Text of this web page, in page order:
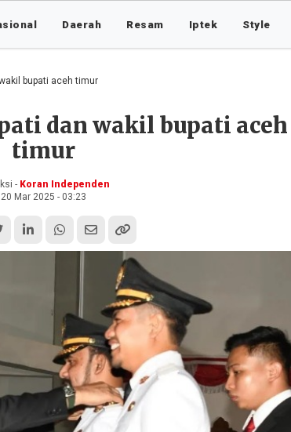
Daerah Resam Iptek Style
bupati aceh timur
dan wakil bupati aceh
timur
- Koran Independen
20 Mar 2025 - 03:23